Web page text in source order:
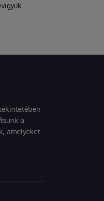
a
amelyeket